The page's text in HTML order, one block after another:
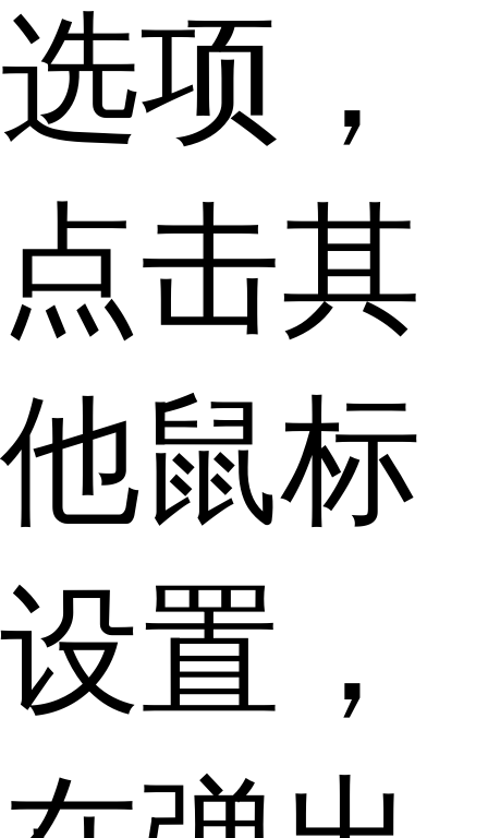
选项，
点击其
他鼠标
设置，